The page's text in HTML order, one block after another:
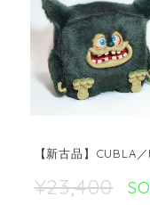
【新古品】CUBLA
¥23,400